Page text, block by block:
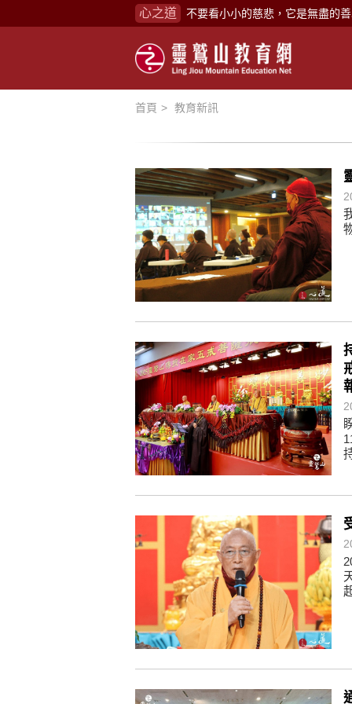
心之道 禪修，讓思緒單純，讓靈性清楚
念頭在心頭，不舒服；轉個念頭
煩惱如同下雨，當雨過天晴，雨
懂得消化煩惱，便能讓生活自在
生命是不斷流動地，安靜下來，
不執著、不妄想，當下即圓滿。
心不跟隨現下煩惱，不隨就不會
學佛，就是學著拭去塵埃。
不要看小小的慈悲，它是無盡的
禪修，讓思緒單純，讓靈性清楚
懂得消化煩惱，便能讓生活自在
負面是惡業，消極是惡業，悲觀
生命是不斷流動地，安靜下來，
不執著、不妄想，當下即圓滿。
首頁 教育新訊